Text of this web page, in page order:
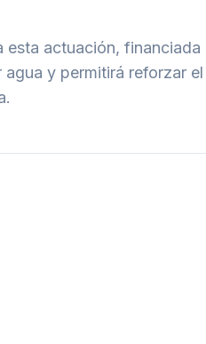
esta actuación,
y permitirá reforzar